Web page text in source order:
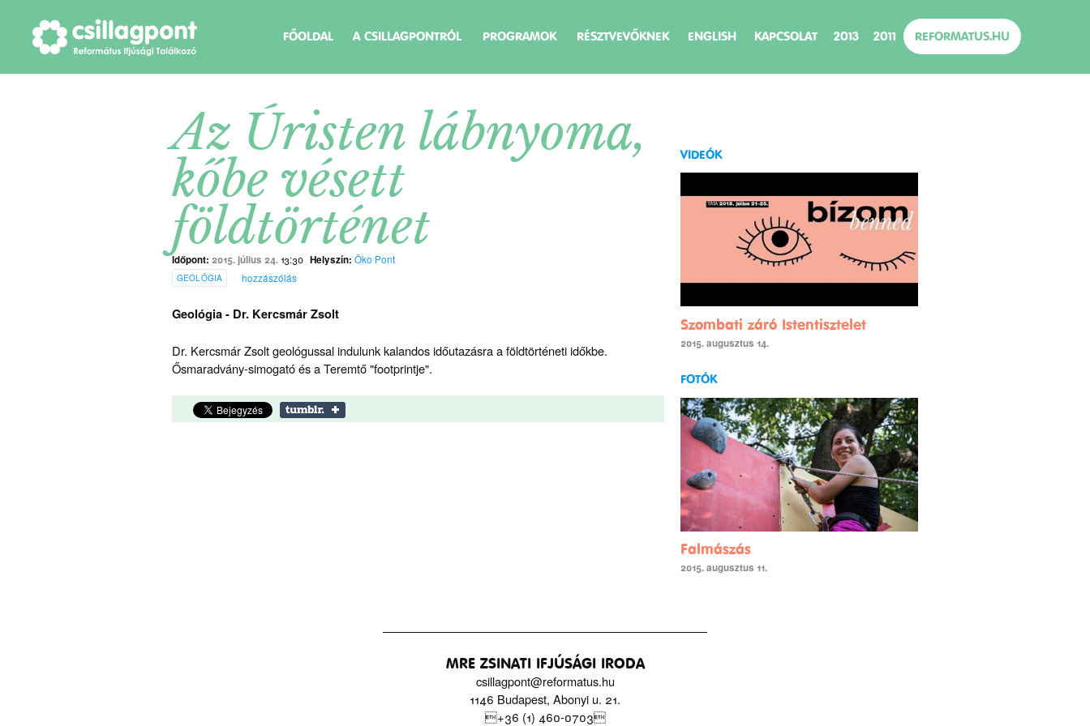
FŐOLDAL A CSILLAGPONTRÓL PROGRAMOK RÉSZTVEVŐKNEK ENGLISH KAPCSOLAT 2013 2011 REFORMATUS.HU
Az Úristen lábnyoma,
kőbe vésett
földtörténet
Időpont: 2015. július 24.13:30 Helyszín: Öko Pont
GEOLÓGIA hozzászólás
Geológia - Dr. Kercsmár Zsolt
Dr. Kercsmár Zsolt geológussal indulunk kalandos időutazásra a földtörténeti időkbe.
Ősmaradvány-simogató és a Teremtő "footprintje".
VIDEÓK
Szombati záró Istentisztelet
2015. augusztus 14.
FOTÓK
Falmászás
2015. augusztus 11.
MRE ZSINATI IFJÚSÁGI IRODA
csillagpont@reformatus.hu
1146 Budapest, Abonyi u. 21.
+36 (1) 460-0703